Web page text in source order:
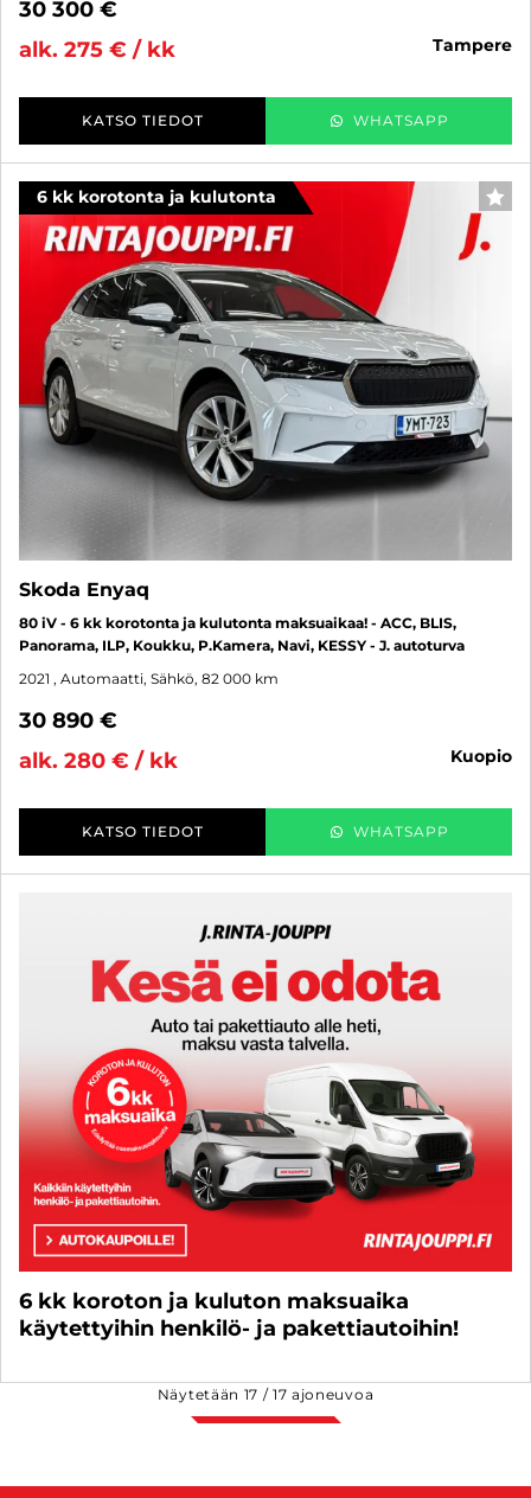
30 300 €
alk. 275 € / kk
tampere
KATSO TIEDOT WHATSAPP
6 kk korotonta ja kulutonta
Skoda Enyaq
80 iV - 6 kk korotonta ja kulutonta maksuaikaa! - ACC, BLIS,
Panorama, ILP, Koukku, P.Kamera, Navi, KESSY - J. autoturva
2021 , Automaatti, Sähkö, 82 000 km
30 890 €
alk. 280 € / kk
kuopio
KATSO TIEDOT WHATSAPP
6 kk koroton ja kuluton maksuaika
käytettyihin henkilö- ja pakettiautoihin!
Näytetään 17 /17 ajoneuvoa